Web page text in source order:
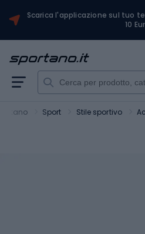
Scarica l'applicazione sul tuo
10
Sport Stile sportivo